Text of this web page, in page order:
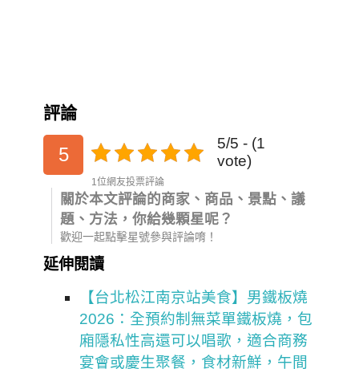
評論
5
5/5 - (1
vote)
1位網友投票評論
關於本文評論的商家、商品、景點、議
題、方法，你給幾顆星呢？
歡迎一起點擊星號參與評論唷！
延伸閱讀
【台北松江南京站美食】男鐵板燒
2026：全預約制無菜單鐵板燒，包
廂隱私性高還可以唱歌，適合商務
宴會或慶生聚餐，食材新鮮，午間